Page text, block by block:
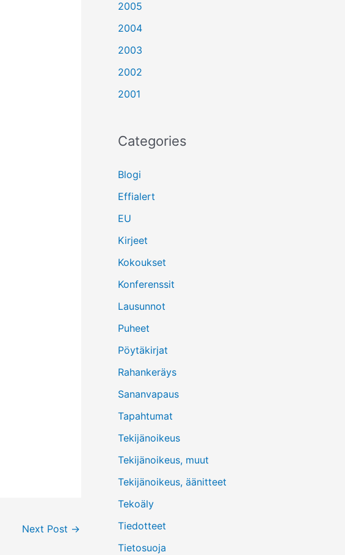
Next Post →
2005
2004
2003
2002
2001
Categories
Blogi
Effialert
EU
Kirjeet
Kokoukset
Konferenssit
Lausunnot
Puheet
Pöytäkirjat
Rahankeräys
Sananvapaus
Tapahtumat
Tekijänoikeus
Tekijänoikeus, muut
Tekijänoikeus, äänitteet
Tekoäly
Tiedotteet
Tietosuoja